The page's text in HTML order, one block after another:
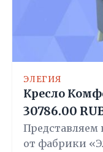
ЭЛЕГИЯ
Кресло
30786.00
Представляем
от фабрики